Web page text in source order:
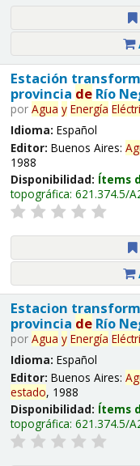
Estación
provincia deRío
por Agua y Energía
Idioma: Español
Editor: Buenos Aires:
1988
Disponibilidad: Ítems
topográfica: 621.374.5/
Estacion
provincia deRío
por Agua y Energía
Idioma: Español
Editor: Buenos Aires:
estado, 1988
Disponibilidad: Ítems
topográfica: 621.374.5/